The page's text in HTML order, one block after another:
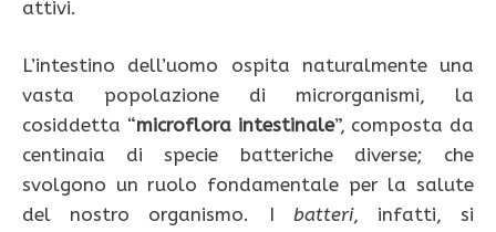
attivi.
L’intestino dell’uomo ospita naturalmente una
vasta popolazione di microrganismi, la
cosiddetta “microflora intestinale”, composta da
centinaia di specie batteriche diverse; che
svolgono un ruolo fondamentale per la salute
del nostro organismo. I batteri, infatti, si